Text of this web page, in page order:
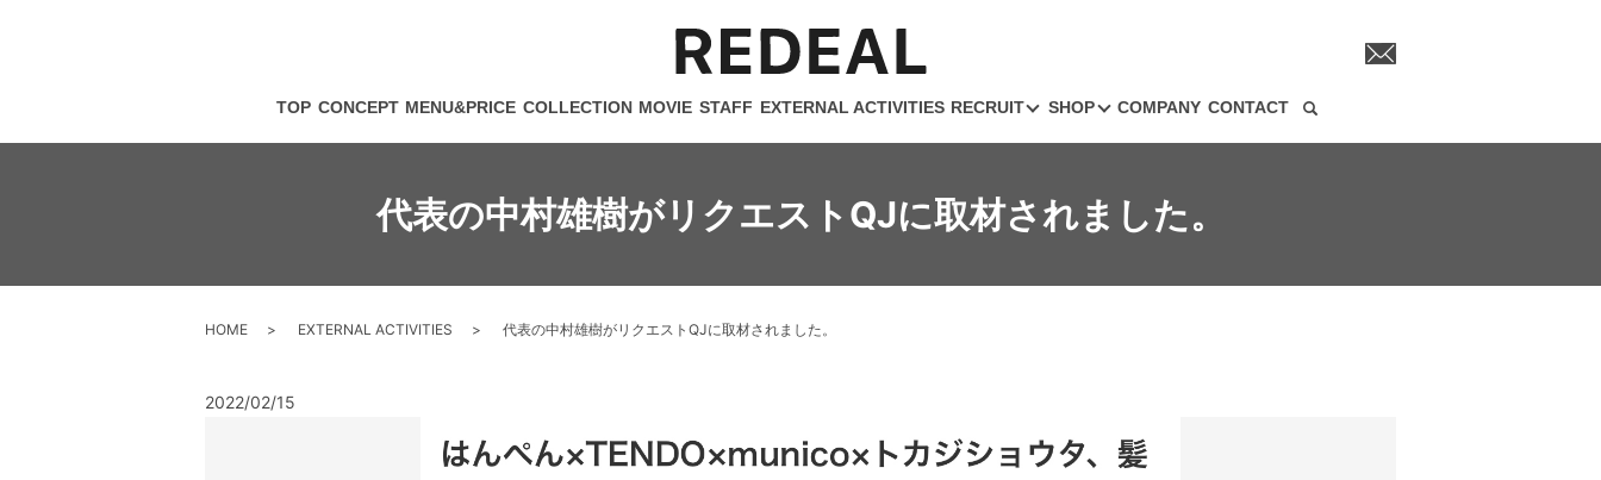
TOP CONCEPT MENU&PRICE COLLECTION MOVIE STAFF EXTERNAL ACTIVITIES RECRUIT SHOP COMPANY CONTACT
代表の中村雄樹がリクエストQJに取材されました。
HOME EXTERNAL ACTIVITIES 代表の中村雄樹がリクエストQJに取材されました。
2022/02/15